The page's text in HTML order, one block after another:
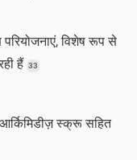
विशेष रूप से
हैं 33
स्क्रू सहित